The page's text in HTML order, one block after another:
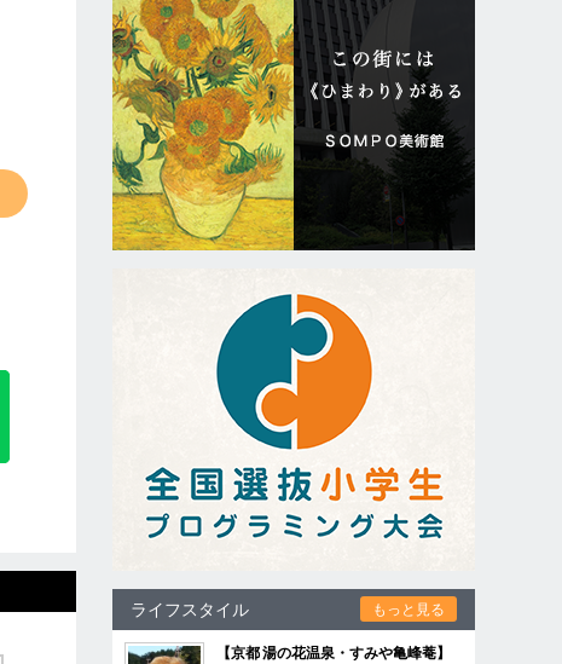
ライフスタイル もっと見る
【京都 湯の花温泉・すみや亀峰菴】